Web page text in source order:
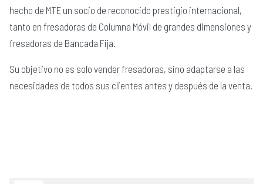
hecho de MTE un socio de reconocido prestigio internacional,
tanto en fresadoras de Columna Móvil de grandes dimensiones y
fresadoras de Bancada Fija.
Su objetivo no es solo vender fresadoras, sino adaptarse a las
necesidades de todos sus clientes antes y después de la venta.